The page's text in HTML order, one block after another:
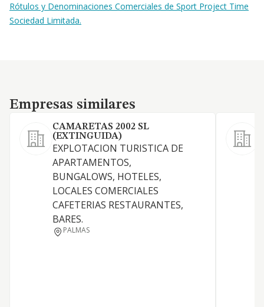
Rótulos y Denominaciones Comerciales de Sport Project Time
Sociedad Limitada.
Empresas similares
Empresas similares
CAMARETAS 2002 SL
(EXTINGUIDA)
EXPLOTACION TURISTICA DE
APARTAMENTOS,
BUNGALOWS, HOTELES,
LOCALES COMERCIALES
CAFETERIAS RESTAURANTES,
BARES.
PALMAS